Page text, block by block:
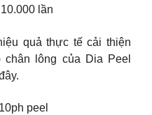
lần
quả thực tế cải thiện
lông của Dia Peel
peel